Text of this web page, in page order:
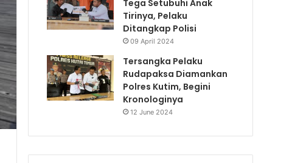
Tega Setubuhi Anak
Tirinya, Pelaku
Ditangkap Polisi
09 April 2024
Tersangka Pelaku
Rudapaksa Diamankan
Polres Kutim, Begini
Kronologinya
12 June 2024